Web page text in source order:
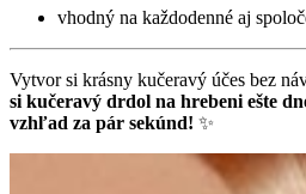
vhodný na každodenné aj
Vytvor si krásny kučeravý účes bez
si kučeravý drdol na hrebeni ešte
vzhľad za pár sekúnd! ✨